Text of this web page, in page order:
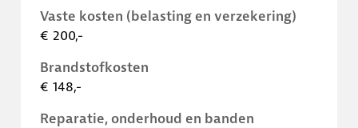
Vaste kosten (belasting en verzekering)
€ 200,-
Brandstofkosten
€ 148,-
Reparatie, onderhoud en banden